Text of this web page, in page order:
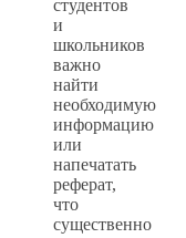
студентов
и
школьников
важно
найти
необходимую
информацию
или
напечатать
реферат,
что
существенно